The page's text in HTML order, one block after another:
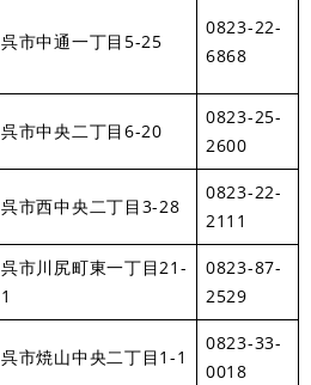
呉市中通一丁目5-25
0823-22-
6868
呉市中央二丁目6-20
0823-25-
2600
呉市西中央二丁目3-28
0823-22-
2111
呉市川尻町東一丁目21-
1
0823-87-
2529
呉市焼山中央二丁目1-1
0823-33-
0018